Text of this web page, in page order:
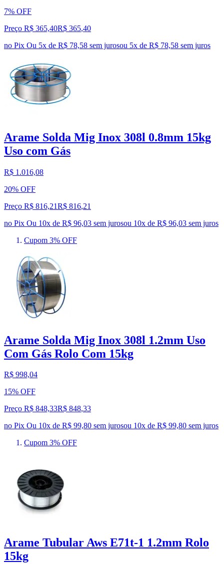
7% OFF
Preço R$ 365,40R$ 365,40
no Pix Ou 5x de R$ 78,58 sem jurosou 5x de R$ 78,58 sem juros
Arame Solda Mig Inox 308l 0.8mm 15kg
Uso com Gás
R$ 1.016,08
20% OFF
Preço R$ 816,21R$ 816,21
no Pix Ou 10x de R$ 96,03 sem jurosou 10x de R$ 96,03 sem juros
Cupom 3% OFF
Arame Solda Mig Inox 308l 1.2mm Uso
Com Gás Rolo Com 15kg
R$ 998,04
15% OFF
Preço R$ 848,33R$ 848,33
no Pix Ou 10x de R$ 99,80 sem jurosou 10x de R$ 99,80 sem juros
Cupom 3% OFF
Arame Tubular Aws E71t-1 1.2mm Rolo
15kg